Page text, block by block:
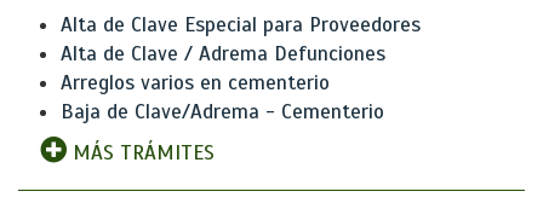
Alta de Clave Especial para Proveedores
Alta de Clave / Adrema Defunciones
Arreglos varios en cementerio
Baja de Clave/Adrema - Cementerio
MÁS TRÁMITES